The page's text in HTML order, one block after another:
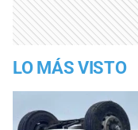
LO MÁS VISTO